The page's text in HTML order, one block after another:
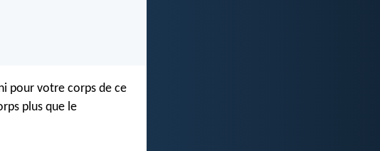
pour votre corps de ce
plus que le